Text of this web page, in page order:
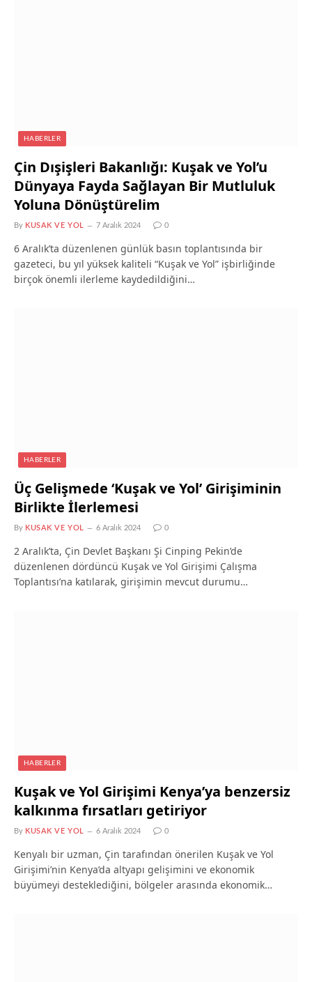
HABERLER
Çin Dışişleri Bakanlığı: Kuşak ve Yol’u
Dünyaya Fayda Sağlayan Bir Mutluluk
Yoluna Dönüştürelim
By KUSAK VE YOL 7 Aralık 2024 0
6 Aralık’ta düzenlenen günlük basın toplantısında bir
gazeteci, bu yıl yüksek kaliteli “Kuşak ve Yol” işbirliğinde
birçok önemli ilerleme kaydedildiğini…
HABERLER
Üç Gelişmede ‘Kuşak ve Yol’ Girişiminin
Birlikte İlerlemesi
By KUSAK VE YOL 6 Aralık 2024 0
2 Aralık’ta, Çin Devlet Başkanı Şi Cinping Pekin’de
düzenlenen dördüncü Kuşak ve Yol Girişimi Çalışma
Toplantısı’na katılarak, girişimin mevcut durumu…
HABERLER
Kuşak ve Yol Girişimi Kenya’ya benzersiz
kalkınma fırsatları getiriyor
By KUSAK VE YOL 6 Aralık 2024 0
Kenyalı bir uzman, Çin tarafından önerilen Kuşak ve Yol
Girişimi’nin Kenya’da altyapı gelişimini ve ekonomik
büyümeyi desteklediğini, bölgeler arasında ekonomik…